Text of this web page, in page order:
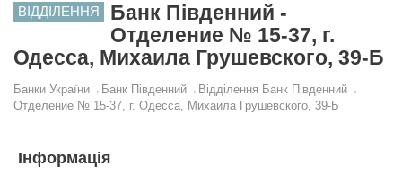
ВІДДІЛЕННЯ
Банк Південний -
Отделение № 15-37, г.
Одесса, Михаила Грушевского, 39-Б
Банки України→ Банк Південний→ Відділення Банк Південний→
Отделение № 15-37, г. Одесса, Михаила Грушевского, 39-Б
Інформація